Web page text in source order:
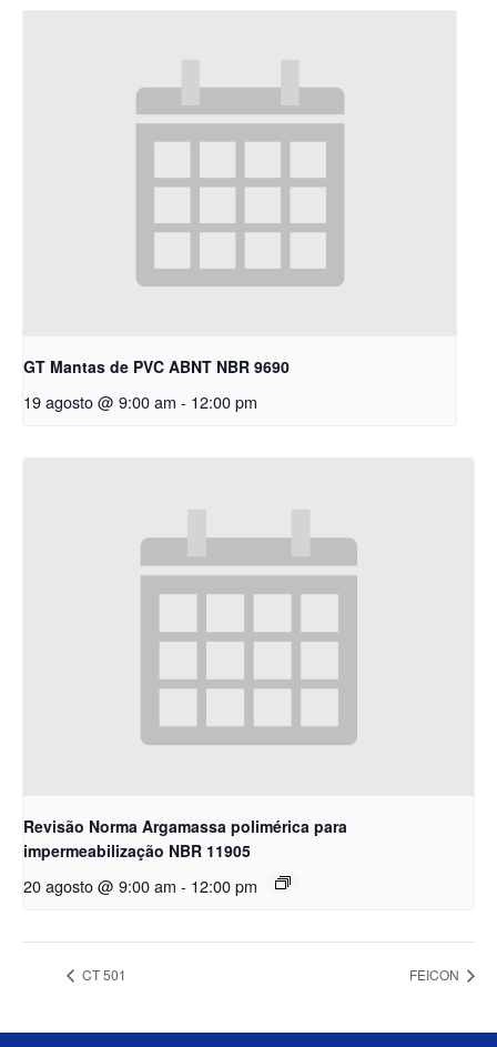
GT Mantas de PVC ABNT NBR 9690
19 agosto @ 9:00 am - 12:00 pm
Revisão Norma Argamassa polimérica para
impermeabilização NBR 11905
20 agosto @ 9:00 am - 12:00 pm
CT 501 FEICON